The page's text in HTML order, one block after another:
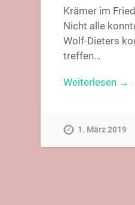
Krämer im
Nicht alle
Wolf-Dieters
treffen…
Weiterlesen →
1. März 2019